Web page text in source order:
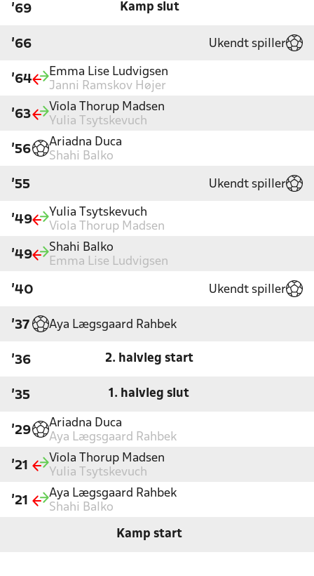
'69 Kamp slut
'66 Ukendt spiller
'64
Emma Lise Ludvigsen
Janni Ramskov Højer
'63
Viola Thorup Madsen
Yulia Tsytskevuch
'56
Ariadna Duca
Shahi Balko
'55 Ukendt spiller
'49
Yulia Tsytskevuch
Viola Thorup Madsen
'49
Shahi Balko
Emma Lise Ludvigsen
'40 Ukendt spiller
'37 Aya Lægsgaard Rahbek
'36 2. halvleg start
'35 1. halvleg slut
'29
Ariadna Duca
Aya Lægsgaard Rahbek
'21
Viola Thorup Madsen
Yulia Tsytskevuch
'21
Aya Lægsgaard Rahbek
Shahi Balko
Kamp start